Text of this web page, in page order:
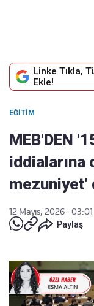
Linke Tıkla,
Ekle!
EĞITIM
MEB'DEN
iddialarına
12 Mayıs, 2026 - 03:01
Paylaş